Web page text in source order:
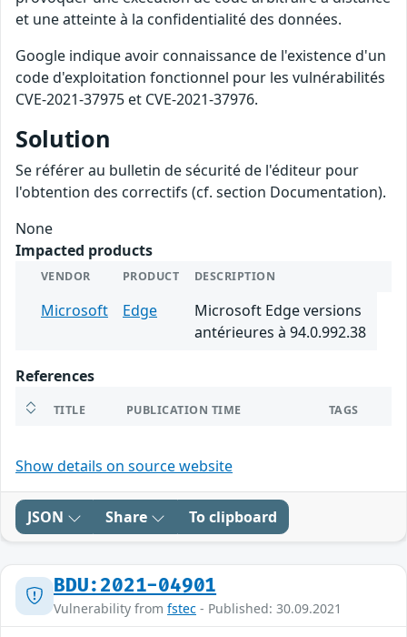
et une atteinte à la confidentialité des données.
Google indique avoir connaissance de l'existence d'un
code d'exploitation fonctionnel pour les vulnérabilités
CVE-2021-37975 et CVE-2021-37976.
Solution
Se référer au bulletin de sécurité de l'éditeur pour
l'obtention des correctifs (cf. section Documentation).
None
Impacted products
VENDOR PRODUCT DESCRIPTION
Microsoft Edge
Microsoft Edge versions
antérieures à 94.0.992.38
References
TITLE PUBLICATION TIME TAGS
Show details on source website
JSON Share To clipboard
BDU:2021-04901
Vulnerability from fstec - Published: 30.09.2021